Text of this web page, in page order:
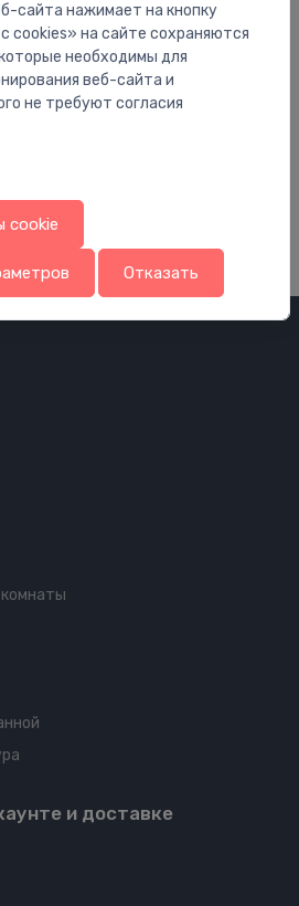
и доставке
сайта нажимает на кнопку
cookies» на сайте сохраняются
необходимы для
веб-сайта и
не требуют согласия
cookie
Отказать